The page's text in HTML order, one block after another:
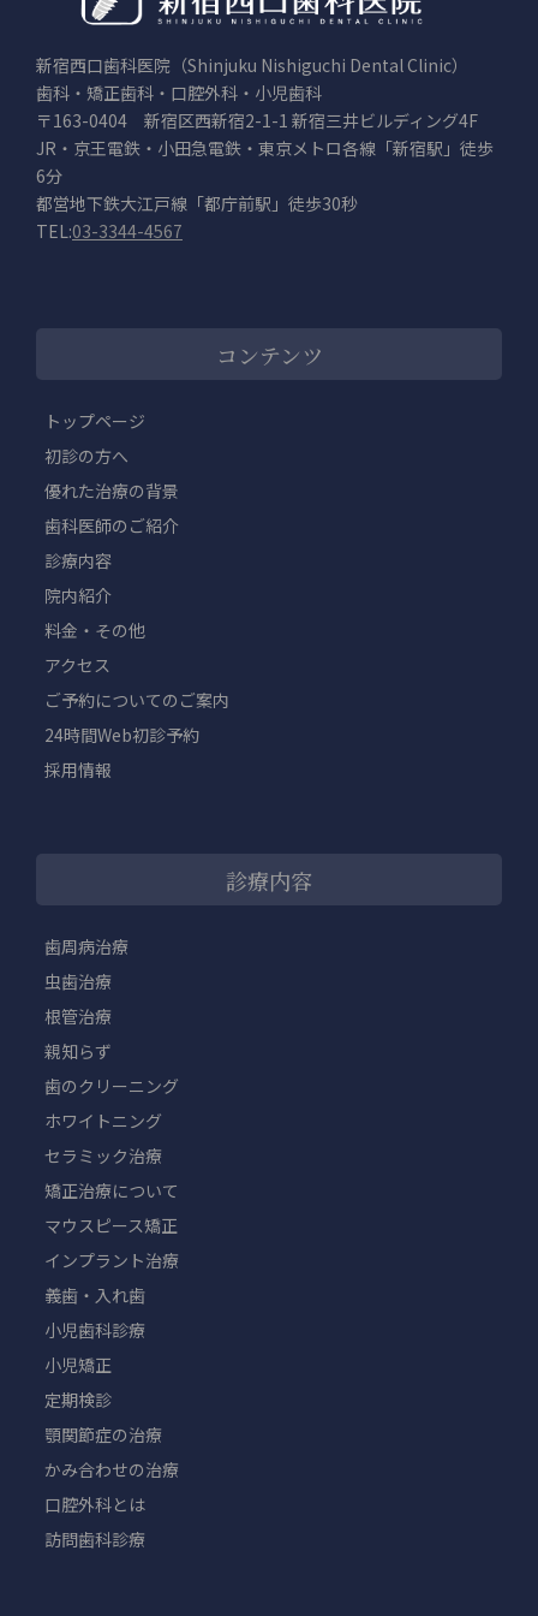
新宿西口歯科医院（Shinjuku Nishiguchi Dental Clinic）
歯科・矯正歯科・口腔外科・小児歯科
〒163-0404 新宿区西新宿2-1-1 新宿三井ビルディング4F
JR・京王電鉄・小田急電鉄・東京メトロ各線「新宿駅」徒歩
6分
都営地下鉄大江戸線「都庁前駅」徒歩30秒
TEL:03-3344-4567
コンテンツ
トップページ
初診の方へ
優れた治療の背景
歯科医師のご紹介
診療内容
院内紹介
料金・その他
アクセス
ご予約についてのご案内
24時間Web初診予約
採用情報
診療内容
歯周病治療
虫歯治療
根管治療
親知らず
歯のクリーニング
ホワイトニング
セラミック治療
矯正治療について
マウスピース矯正
インプラント治療
義歯・入れ歯
小児歯科診療
小児矯正
定期検診
顎関節症の治療
かみ合わせの治療
口腔外科とは
訪問歯科診療